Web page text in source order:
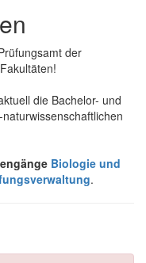
der
die Bachelor- und
Biologie und
.